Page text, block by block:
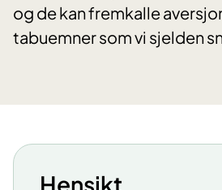
og de kan fremkalle
tabuemner som vi sjelden
Hensikt